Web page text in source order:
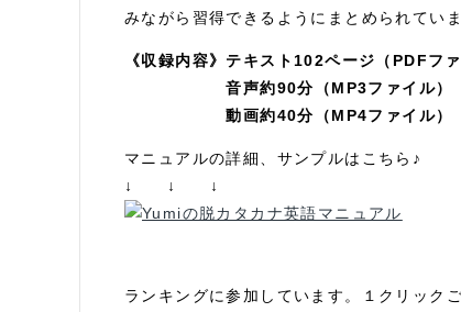
みながら習得できるようにまとめられていま
《収録内容》テキスト102ページ（PDFファ
音声約90分（MP3ファイル）
動画約40分（MP4ファイル）
マニュアルの詳細、サンプルはこちら♪
↓ ↓ ↓
ランキングに参加しています。１クリック